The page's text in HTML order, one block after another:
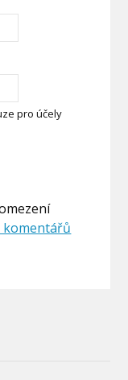
pro účely
komentářů